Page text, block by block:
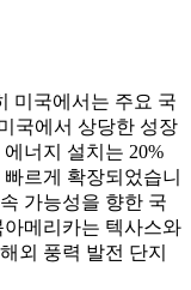
미국에서는 주요 국
국에서 상당한 성장
너지 설치는 20%
르게 확장되었습니
가능성을 향한 국
아메리카는 텍사스와
외 풍력 발전 단지